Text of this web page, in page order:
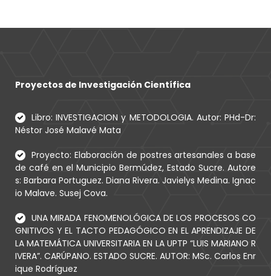
Proyectos de Investigación Científica
Libro: INVESTIGACION y METODOLOGIA. Autor: PHd-Dr:
Néstor José Malavé Mata
Proyecto: Elaboración de postres artesanales a base
de café en el Municipio Bermúdez, Estado Sucre. Autore
s: Barbara Portuguez. Diana Rivera. Javielys Medina. Ignac
io Malave. Susej Cova.
UNA MIRADA FENOMENOLÓGICA DE LOS PROCESOS CO
GNITIVOS Y EL TACTO PEDAGÓGICO EN EL APRENDIZAJE DE
LA MATEMÁTICA UNIVERSITARIA EN LA UPTP “LUIS MARIANO R
IVERA”. CARÚPANO. ESTADO SUCRE. AUTOR: MSc. Carlos Enr
ique Rodríguez